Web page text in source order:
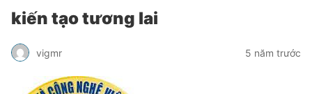
kiến tạo tương lai
vigmr 5 năm trước